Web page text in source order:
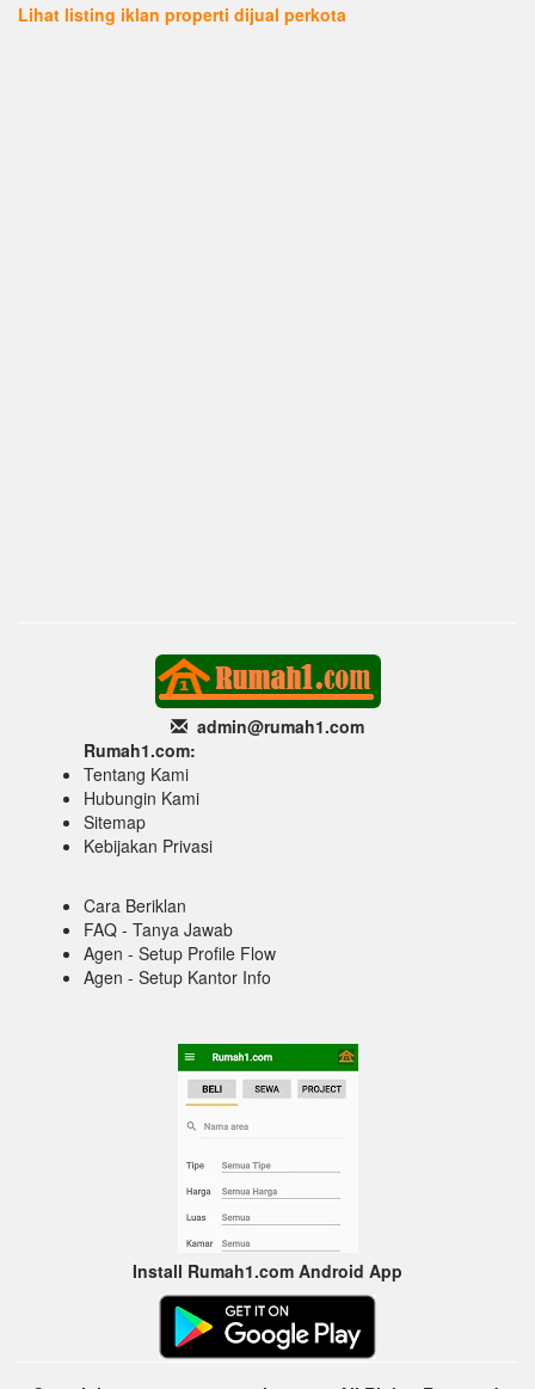
Lihat listing iklan properti dijual perkota
admin@rumah1.com
Rumah1.com:
Tentang Kami
Hubungin Kami
Sitemap
Kebijakan Privasi
Cara Beriklan
FAQ - Tanya Jawab
Agen - Setup Profile Flow
Agen - Setup Kantor Info
Install Rumah1.com Android App